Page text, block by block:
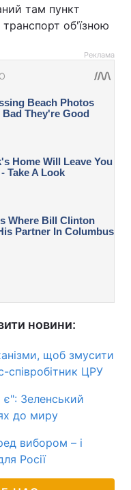
там пункт
об'їзною
Реклама
новини:
щоб змусити
співробітник ЦРУ
Зеленський
до миру
вибором – і
Росії